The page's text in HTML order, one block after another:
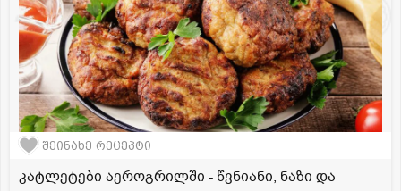
შეინახე რეცეპტი
კატლეტები აეროგრილში - წვნიანი, ნაზი და